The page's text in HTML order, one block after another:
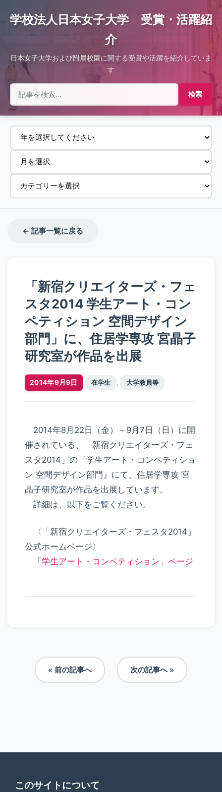
学校法人日本女子大学 受賞・活躍紹
介
日本女子大学および附属校園に関する受賞や活躍を紹介していま
す
← 記事一覧に戻る
「新宿クリエイターズ・フェ
スタ2014 学生アート・コン
ペティション 空間デザイン
部門」に、住居学専攻 宮晶子
研究室が作品を出展
2014年9月9日 在学生 , 大学教員等
2014年8月22日（金）～9月7日（日）に開
催されている、「新宿クリエイターズ・フェ
スタ2014」の『学生アート・コンペティショ
ン 空間デザイン部門』にて、住居学専攻 宮
晶子研究室が作品を出展しています。
詳細は、以下をご覧ください。
〈「新宿クリエイターズ・フェスタ2014」
公式ホームページ〉
「学生アート・コンペティション」ページ
« 前の記事へ 次の記事へ »
このサイトについて